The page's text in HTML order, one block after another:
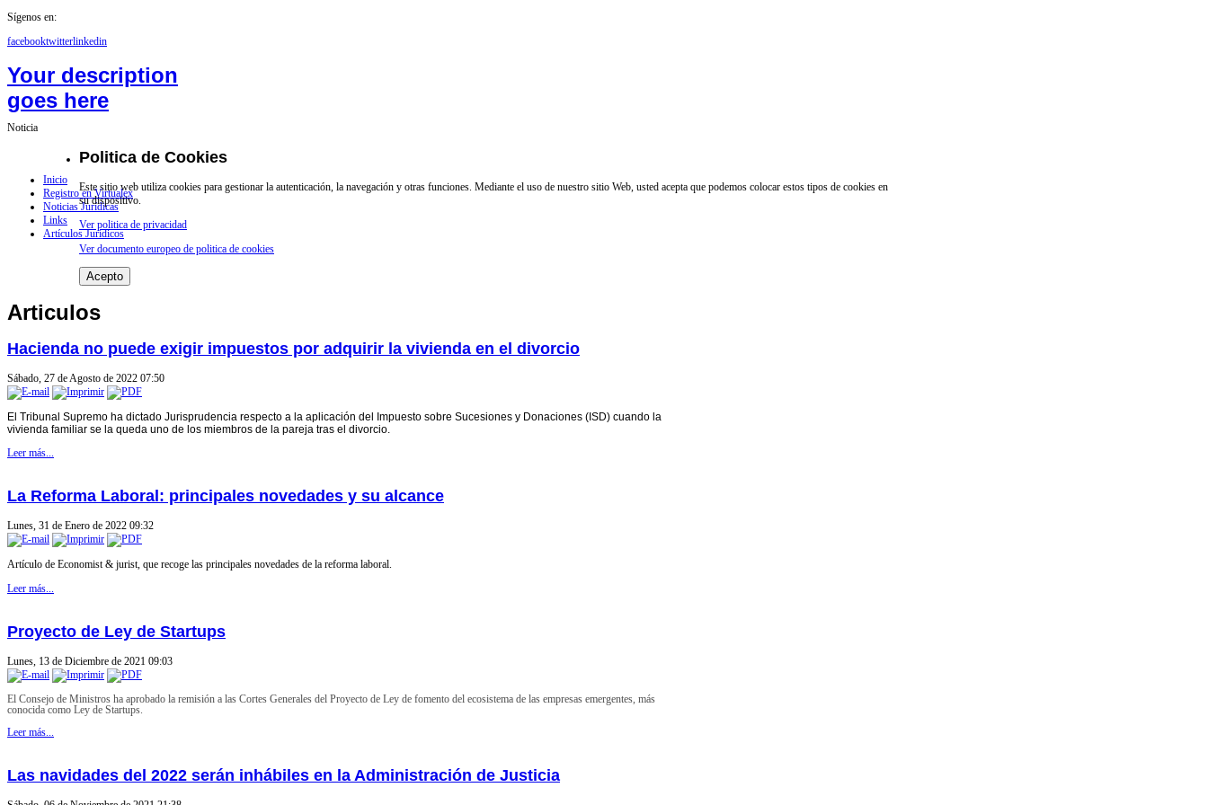
Sígenos en:
facebooktwitterlinkedin
Your description
goes here
Inicio
Registro en Virtualex
Noticias Jurídicas
Links
Artículos Jurídicos
Noticia
Politica de Cookies
Este sitio web utiliza cookies para gestionar la autenticación, la navegación y otras funciones. Mediante el uso de nuestro sitio Web, usted acepta que podemos colocar estos tipos de cookies en
su dispositivo.
Ver politica de privacidad
Ver documento europeo de politica de cookies
Acepto
Articulos
Hacienda no puede exigir impuestos por adquirir la vivienda en el divorcio
Sábado, 27 de Agosto de 2022 07:50
E l Tribunal Supremo ha dictado Jurisprudencia respecto a la aplicación del Impuesto sobre Sucesiones y Donaciones (ISD) cuando la
vivienda familiar se la queda uno de los miembros de la pareja tras el divorcio.
Leer más...
La Reforma Laboral: principales novedades y su alcance
Lunes, 31 de Enero de 2022 09:32
Artículo de Economist & jurist, que recoge las principales novedades de la reforma laboral.
Leer más...
Proyecto de Ley de Startups
Lunes, 13 de Diciembre de 2021 09:03
El Consejo de Ministros ha aprobado la remisión a las Cortes Generales del Proyecto de Ley de fomento del ecosistema de las empresas emergentes, más
conocida como Ley de Startups.
Leer más...
Las navidades del 2022 serán inhábiles en la Administración de Justicia